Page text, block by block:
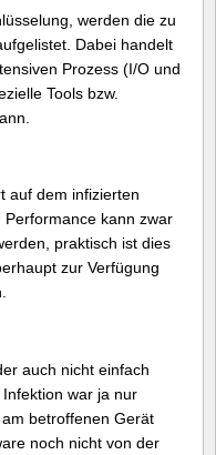
werden die zu
Dabei handelt
Prozess (I/O und
Tools bzw.
auf dem infizierten
kann zwar
praktisch ist dies
zur Verfügung
auch nicht einfach
war ja nur
betroffenen Gerät
noch nicht von der